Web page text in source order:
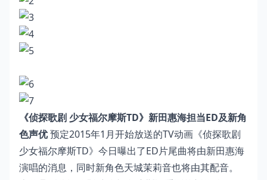
《侦探歌剧 少女福尔摩斯TD》新田惠海担当ED及新角
色声优预定2015年1月开始放送的TV动画《侦探歌剧
少女福尔摩斯TD》今日曝出了ED片尾曲将由新田惠海
演唱的消息，同时新角色天城茉莉音也将由其配音。